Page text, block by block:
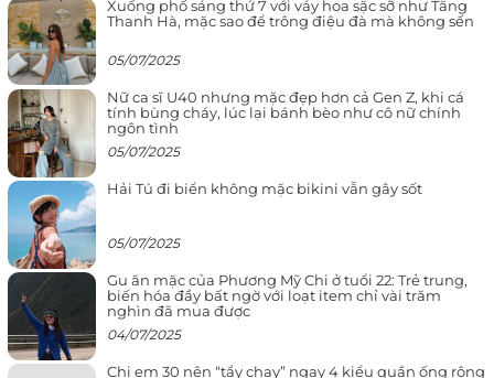
Xuống phố sáng thứ 7 với váy hoa sặc sỡ như Tăng
Thanh Hà, mặc sao để trông điệu đà mà không sến
05/07/2025
Nữ ca sĩ U40 nhưng mặc đẹp hơn cả Gen Z, khi cá
tính bùng cháy, lúc lại bánh bèo như cô nữ chính
ngôn tình
05/07/2025
Hải Tú đi biển không mặc bikini vẫn gây sốt
05/07/2025
Gu ăn mặc của Phương Mỹ Chi ở tuổi 22: Trẻ trung,
biến hóa đầy bất ngờ với loạt item chỉ vài trăm
nghìn đã mua được
04/07/2025
Chị em 30 nên “tẩy chay” ngay 4 kiểu quần ống rộng